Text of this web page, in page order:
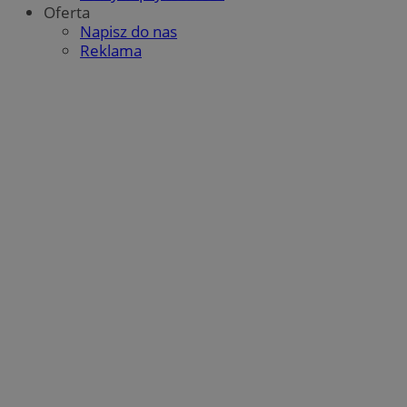
Oferta
Napisz do nas
Reklama